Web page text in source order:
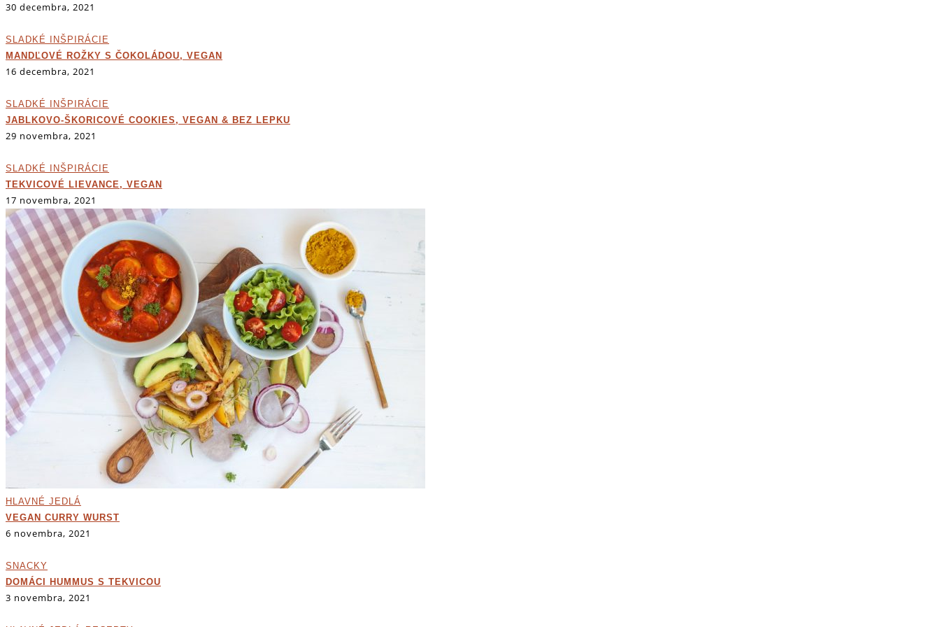
30 decembra, 2021
SLADKÉ INŠPIRÁCIE
MANDĽOVÉ ROŽKY S ČOKOLÁDOU, VEGAN
16 decembra, 2021
SLADKÉ INŠPIRÁCIE
JABLKOVO-ŠKORICOVÉ COOKIES, VEGAN & BEZ LEPKU
29 novembra, 2021
SLADKÉ INŠPIRÁCIE
TEKVICOVÉ LIEVANCE, VEGAN
17 novembra, 2021
HLAVNÉ JEDLÁ
VEGAN CURRY WURST
6 novembra, 2021
SNACKY
DOMÁCI HUMMUS S TEKVICOU
3 novembra, 2021